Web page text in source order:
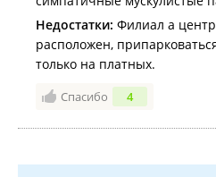
Недостатки: Филиал а
расположен,
только на платных.
Спасибо 4